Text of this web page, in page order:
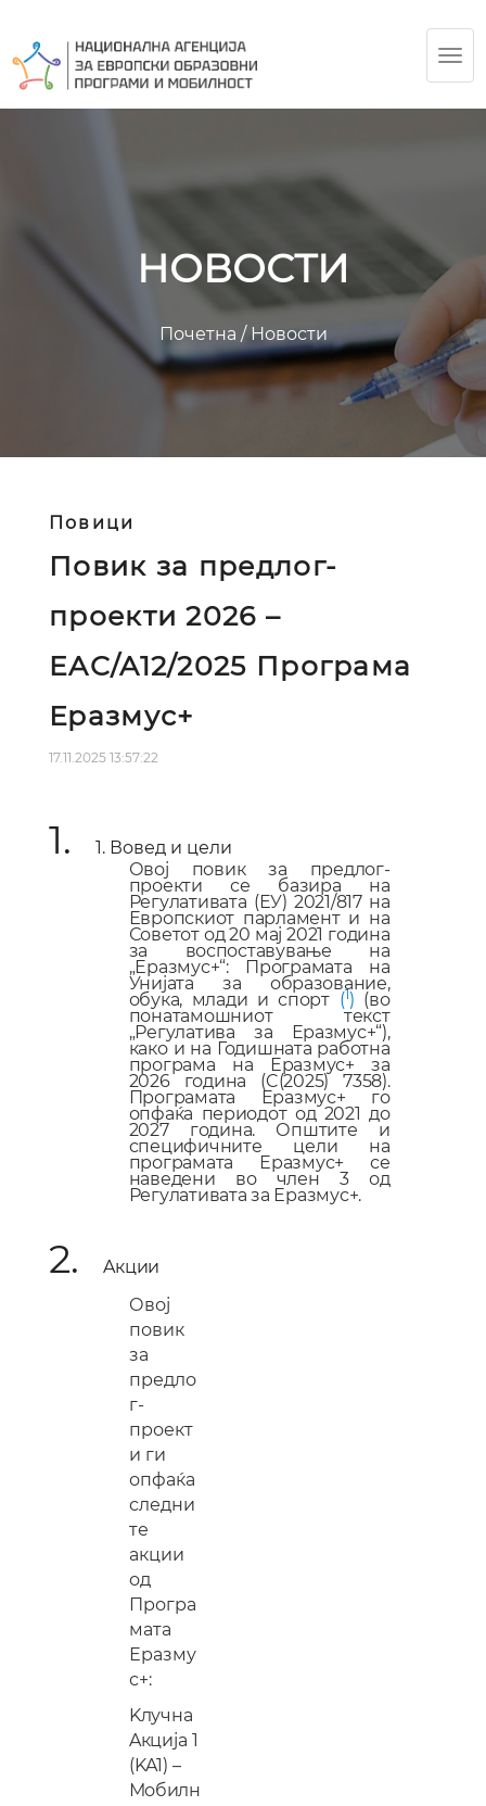
НОВОСТИ
Почетна /Новости
Повици
Повик за предлог-
проекти 2026 –
EAC/A12/2025 Програма
Еразмус+
17.11.2025 13:57:22
1.
1. Вовед и цели
Овој повик за предлог-
проекти се базира на
Регулативата (ЕУ) 2021/817 на
Европскиот парламент и на
Советот од 20 мај 2021 година
за воспоставување на
„Еразмус+“: Програмата на
Унијата за образование,
обука, млади и спорт (1) (во
понатамошниот текст
„Регулатива за Еразмус+“),
како и на Годишната работна
програма на Еразмус+ за
2026 година (C(2025) 7358).
Програмата Еразмус+ го
опфаќа периодот од 2021 до
2027 година. Општите и
специфичните цели на
програмата Еразмус+ се
наведени во член 3 од
Регулативата за Еразмус+.
2. Aкции
Овој
повик
за
предло
г-
проект
и ги
опфаќа
следни
те
акции
од
Програ
мата
Еразму
с+:
Kлучна
Aкција 1
(KA1) –
Мобилн